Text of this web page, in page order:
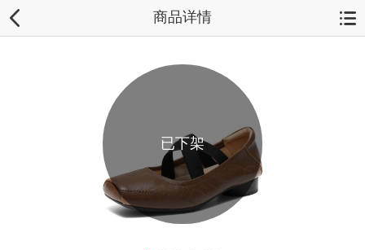
商品详情
已下架